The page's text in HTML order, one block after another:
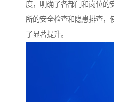
度，明确了各部门和岗位的
所的安全检查和隐患排查，
了显著提升。